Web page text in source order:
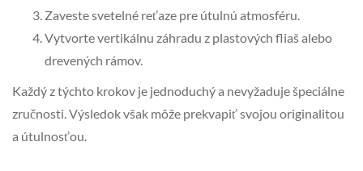
Zaveste svetelné reťaze pre útulnú atmosféru.
Vytvorte vertikálnu záhradu z plastových fliaš alebo
drevených rámov.
Každý z týchto krokov je jednoduchý a nevyžaduje špeciálne
zručnosti. Výsledok však môže prekvapiť svojou originalitou
a útulnosťou.